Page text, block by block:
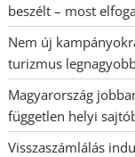
beszélt – most
Nem új
turizmus
Magyarország
független helyi
Visszaszámlálás